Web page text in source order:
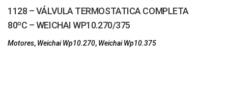
1128 – VÁLVULA TERMOSTATICA COMPLETA
80ºC – WEICHAI WP10.270/375
Motores, Weichai Wp10.270, Weichai Wp10.375